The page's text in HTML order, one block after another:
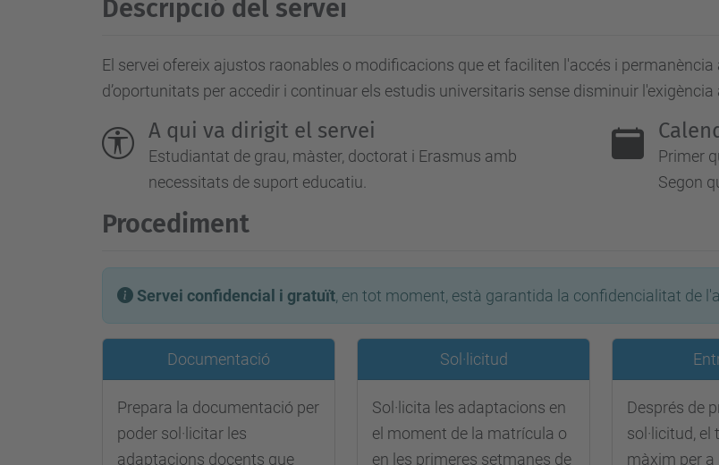
Descripció del servei
El servei ofereix ajustos raonables o modificacions que et faciliten l'accés i
d’oportunitats per accedir i continuar els estudis universitaris sense disminuir l'exigència
A qui va dirigit el servei
Estudiantat de grau, màster, doctorat i Erasmus amb
necessitats de suport educatiu.
Primer
Segon
Procediment
Servei confidencial i gratuït, en tot moment, està garantida la confidencialitat de
Documentació
Prepara la documentació per
poder sol·licitar les
adaptacions docents que
Sol·licitud
Sol·licita les adaptacions en
el moment de la matrícula o
en les primeres setmanes de
Després de
sol·licitud, el
màxim per a